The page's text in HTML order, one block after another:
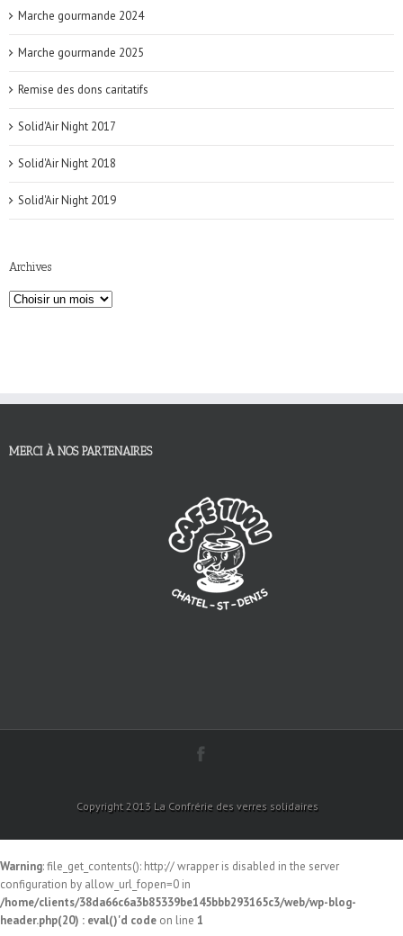
Marche gourmande 2024
Marche gourmande 2025
Remise des dons caritatifs
Solid'Air Night 2017
Solid'Air Night 2018
Solid'Air Night 2019
Archives
MERCI À NOS PARTENAIRES
Copyright 2013 La Confrérie des verres solidaires
Warning: file_get_contents(): http:// wrapper is disabled in the server
configuration by allow_url_fopen=0 in
/home/clients/38da66c6a3b85339be145bbb293165c3/web/wp-blog-
header.php(20) : eval()'d code on line 1